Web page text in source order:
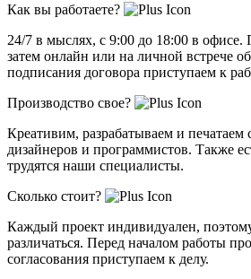
Как вы работаете?
24/7 в мыслях, с 9:00 до 18:00 в офисе.
затем онлайн или на личной встрече
подписания договора приступаем к
Производство свое?
Креативим, разрабатываем и
дизайнеров и программистов. Также
трудятся наши специалисты.
Сколько стоит?
Каждый проект индивидуален,
различаться. Перед началом работы
согласования приступаем к делу.